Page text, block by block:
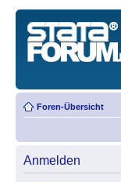
Foren-Übersicht
Anmelden